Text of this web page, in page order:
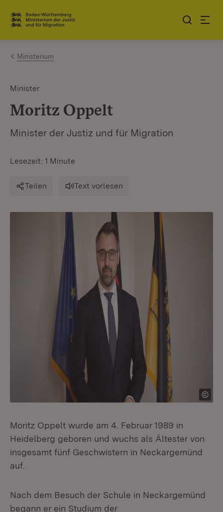
Zum Inhalt springen
Link zur Startseite
Ministerium
Minister
Moritz Oppelt
Minister der Justiz und für Migration
Lesezeit: 1 Minute
Teilen Text vorlesen
Moritz Oppelt wurde am 4. Februar 1989 in
Heidelberg geboren und wuchs als Ältester von
insgesamt fünf Geschwistern in Neckargemünd
auf.
Nach dem Besuch der Schule in Neckargemünd
begann er ein Studium der